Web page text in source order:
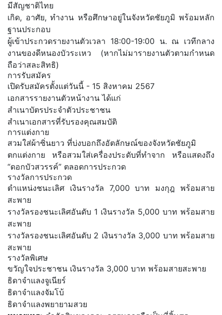
มีสัญชาติไทย
เกิด, อาศัย, ทํางาน หรือศึกษาอยู่ในจังหวัดชัยภูมิ พร้อมหลัก
ฐานประกอบ
ผู้เข้าประกวดรายงานตัวเวลา 18:00-19:00 น. ณ เวทีกลาง
งานของดีหนองบัวระเหว (หากไม่มารายงานตัวตามกําหนด
ถือว่าสละสิทธิ)
การรับสมัคร
เปิดรับสมัครตั้งแต่วันนี้ - 15 สิงหาคม 2567
เอกสารรายงานตัวหน้างาน ได้แก่
สําเนาบัตรประจําตัวประชาชน
สําเนาเอกสารที่รับรองคุณสมบัติ
การแต่งกาย
สวมใส่ผ้าซิ่นยาว ที่บ่งบอกถึงอัตลักษณ์ของจังหวัดชัยภูมิ
ตกแต่งกาย หรือสวมใส่เครื่องประดับที่ทําจาก หรือแสดงถึง
“ดอกบัวสวรรค์” ตลอดการประกวด
รางวัลการประกวด
ตำแหน่งชนะเลิศ เงินรางวัล 7,000 บาท มงกุฎ พร้อมสาย
สะพาย
รางวัลรองชนะเลิศอันดับ 1 เงินรางวัล 5,000 บาท พร้อมสาย
สะพาย
รางวัลรองชนะเลิศอันดับ 2 เงินรางวัล 3,000 บาท พร้อมสาย
สะพาย
รางวัลพิเศษ
ขวัญใจประชาชน เงินรางวัล 3,000 บาท พร้อมสายสะพาย
ธิดาจําแลงจูเนียร์
ธิดาจําแลงจัมโบ้
ธิดาจําแลงพยายามสวย